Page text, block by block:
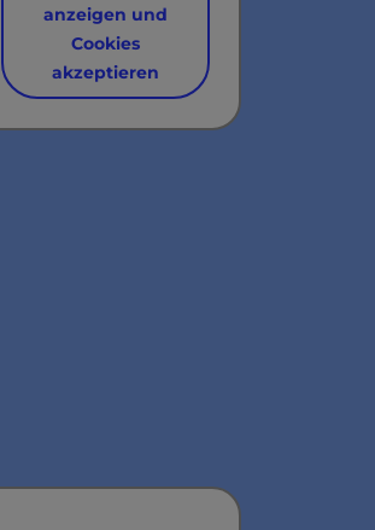
anzeigen und
Cookies
akzeptieren